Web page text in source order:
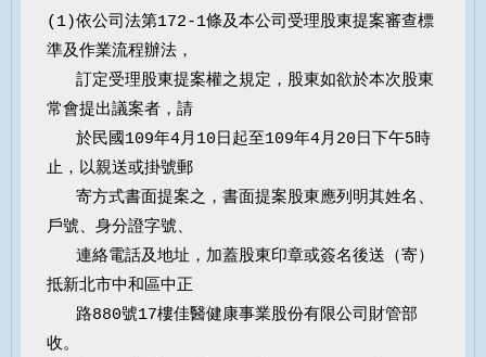
(1)依公司法第172-1條及本公司受理股東提案審查標
準及作業流程辦法，
常會提出議案者，請
止，以親送或掛號郵
戶號、身分證字號、
抵新北市中和區中正
收。